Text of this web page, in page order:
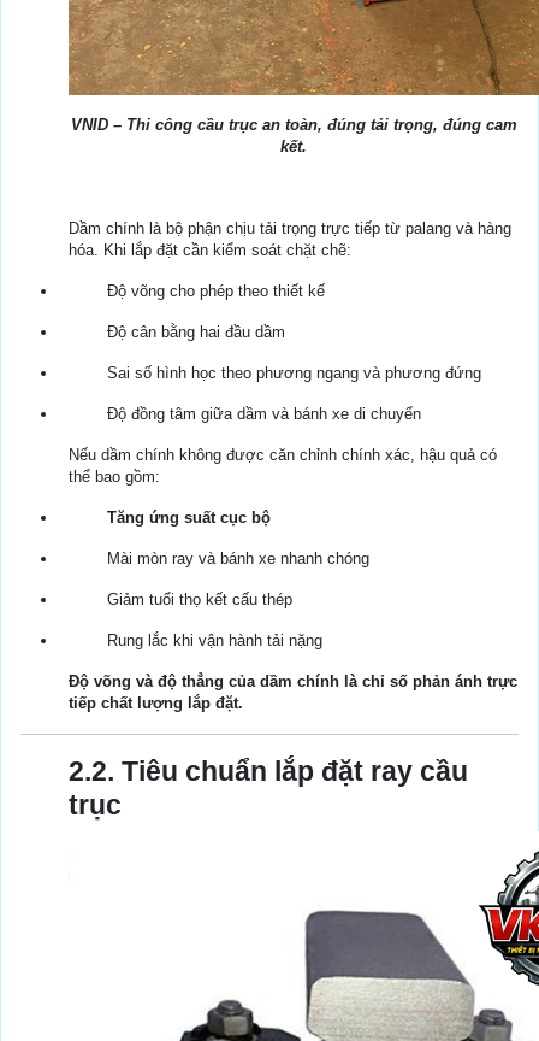
VNID – Thi công cầu trục an toàn, đúng tải trọng, đúng cam
kết.
Dầm chính là bộ phận chịu tải trọng trực tiếp từ palang và hàng
hóa. Khi lắp đặt cần kiểm soát chặt chẽ:
Độ võng cho phép theo thiết kế
Độ cân bằng hai đầu dầm
Sai số hình học theo phương ngang và phương đứng
Độ đồng tâm giữa dầm và bánh xe di chuyển
Nếu dầm chính không được căn chỉnh chính xác, hậu quả có
thể bao gồm:
Tăng ứng suất cục bộ
Mài mòn ray và bánh xe nhanh chóng
Giảm tuổi thọ kết cấu thép
Rung lắc khi vận hành tải nặng
Độ võng và độ thẳng của dầm chính là chỉ số phản ánh trực
tiếp chất lượng lắp đặt.
2.2. Tiêu chuẩn lắp đặt ray cầu
trục